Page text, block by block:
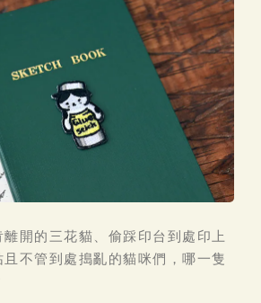
開的三花貓、偷踩印台到處印上
不管到處搗亂的貓咪們，哪一隻